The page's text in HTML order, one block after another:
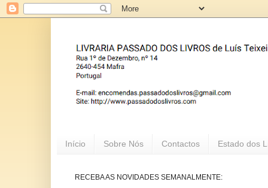
Início Sobre Nós Contactos Estado dos
RECEBA AS NOVIDADES SEMANALMENTE: